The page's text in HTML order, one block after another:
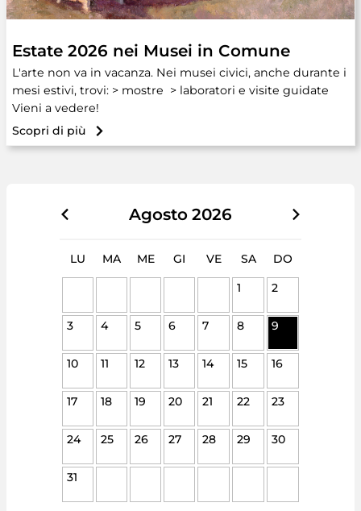
Estate 2026 nei Musei in Comune
L'arte non va in vacanza. Nei musei civici, anche durante i
mesi estivi, trovi: > mostre > laboratori e visite guidate
Vieni a vedere!
Scopri di più
Agosto 2026
LU MA ME GI VE SA
DO
1
2
3 4 5 6 7 8 9
10 11 12 13 14 15 16
17 18 19 20 21 22 23
24 25 26 27 28 29 30
31